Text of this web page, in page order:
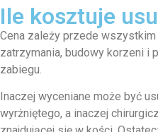
Ile kosztuje
Cena zależy przede wszystkim
zatrzymania, budowy korzeni i
zabiegu.
Inaczej wyceniane może być
wyrżniętego, a inaczej